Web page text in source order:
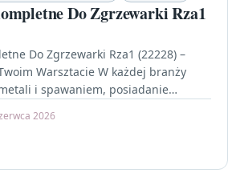
Do Zgrzewarki Rza1
Do Zgrzewarki Rza1 (22228) –
Warsztacie W każdej branży
i spawaniem, posiadanie
2026